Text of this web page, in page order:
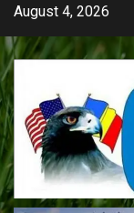
Skip
content
August 4, 2026